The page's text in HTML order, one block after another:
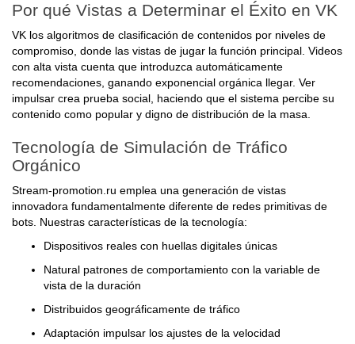
Por qué Vistas a Determinar el Éxito en VK
VK los algoritmos de clasificación de contenidos por niveles de
compromiso, donde las vistas de jugar la función principal. Videos
con alta vista cuenta que introduzca automáticamente
recomendaciones, ganando exponencial orgánica llegar. Ver
impulsar crea prueba social, haciendo que el sistema percibe su
contenido como popular y digno de distribución de la masa.
Tecnología de Simulación de Tráfico
Orgánico
Stream-promotion.ru emplea una generación de vistas
innovadora fundamentalmente diferente de redes primitivas de
bots. Nuestras características de la tecnología:
Dispositivos reales con huellas digitales únicas
Natural patrones de comportamiento con la variable de
vista de la duración
Distribuidos geográficamente de tráfico
Adaptación impulsar los ajustes de la velocidad